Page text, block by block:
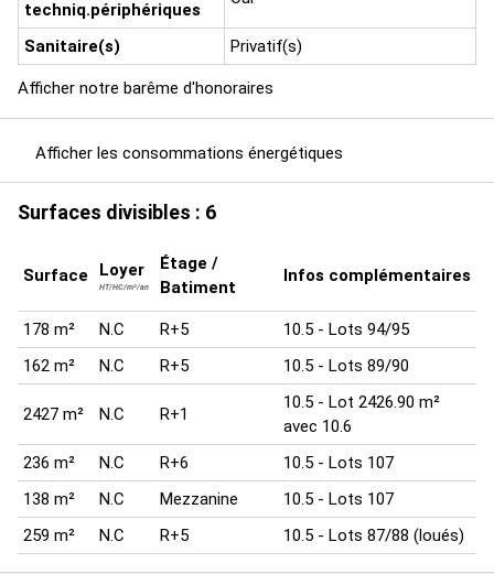
techniq.périphériques
Sanitaire(s) Privatif(s)
Afficher notre barême d'honoraires
Afficher les consommations énergétiques
Surfaces divisibles : 6
Surface Loyer
HT/HC/m²/an
Étage /
Batiment
Infos complémentaires
178 m² N.C R+5
10.5 - Lots 94/95
162 m²
N.C R+5 10.5 - Lots 89/90
2427 m² N.C R+1
10.5 - Lot 2426.90 m²
avec 10.6
236 m²
N.C R+6
10.5 - Lots 107
138 m²
N.C Mezzanine
10.5 - Lots 107
259 m²
N.C R+5 10.5 - Lots 87/88 (loués)